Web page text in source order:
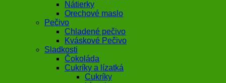
Nátierky
Orechové maslo
Pečivo
Chladené pečivo
Kváskové Pečivo
Sladkosti
Čokoláda
Cukríky a lízatká
Cukríky